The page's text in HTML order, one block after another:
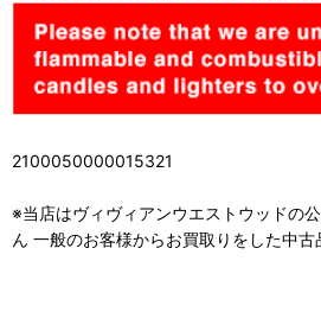
2100050000015321
※当店はヴィヴィアンウエストウッドの
ん 一般のお客様からお買取りをした中古